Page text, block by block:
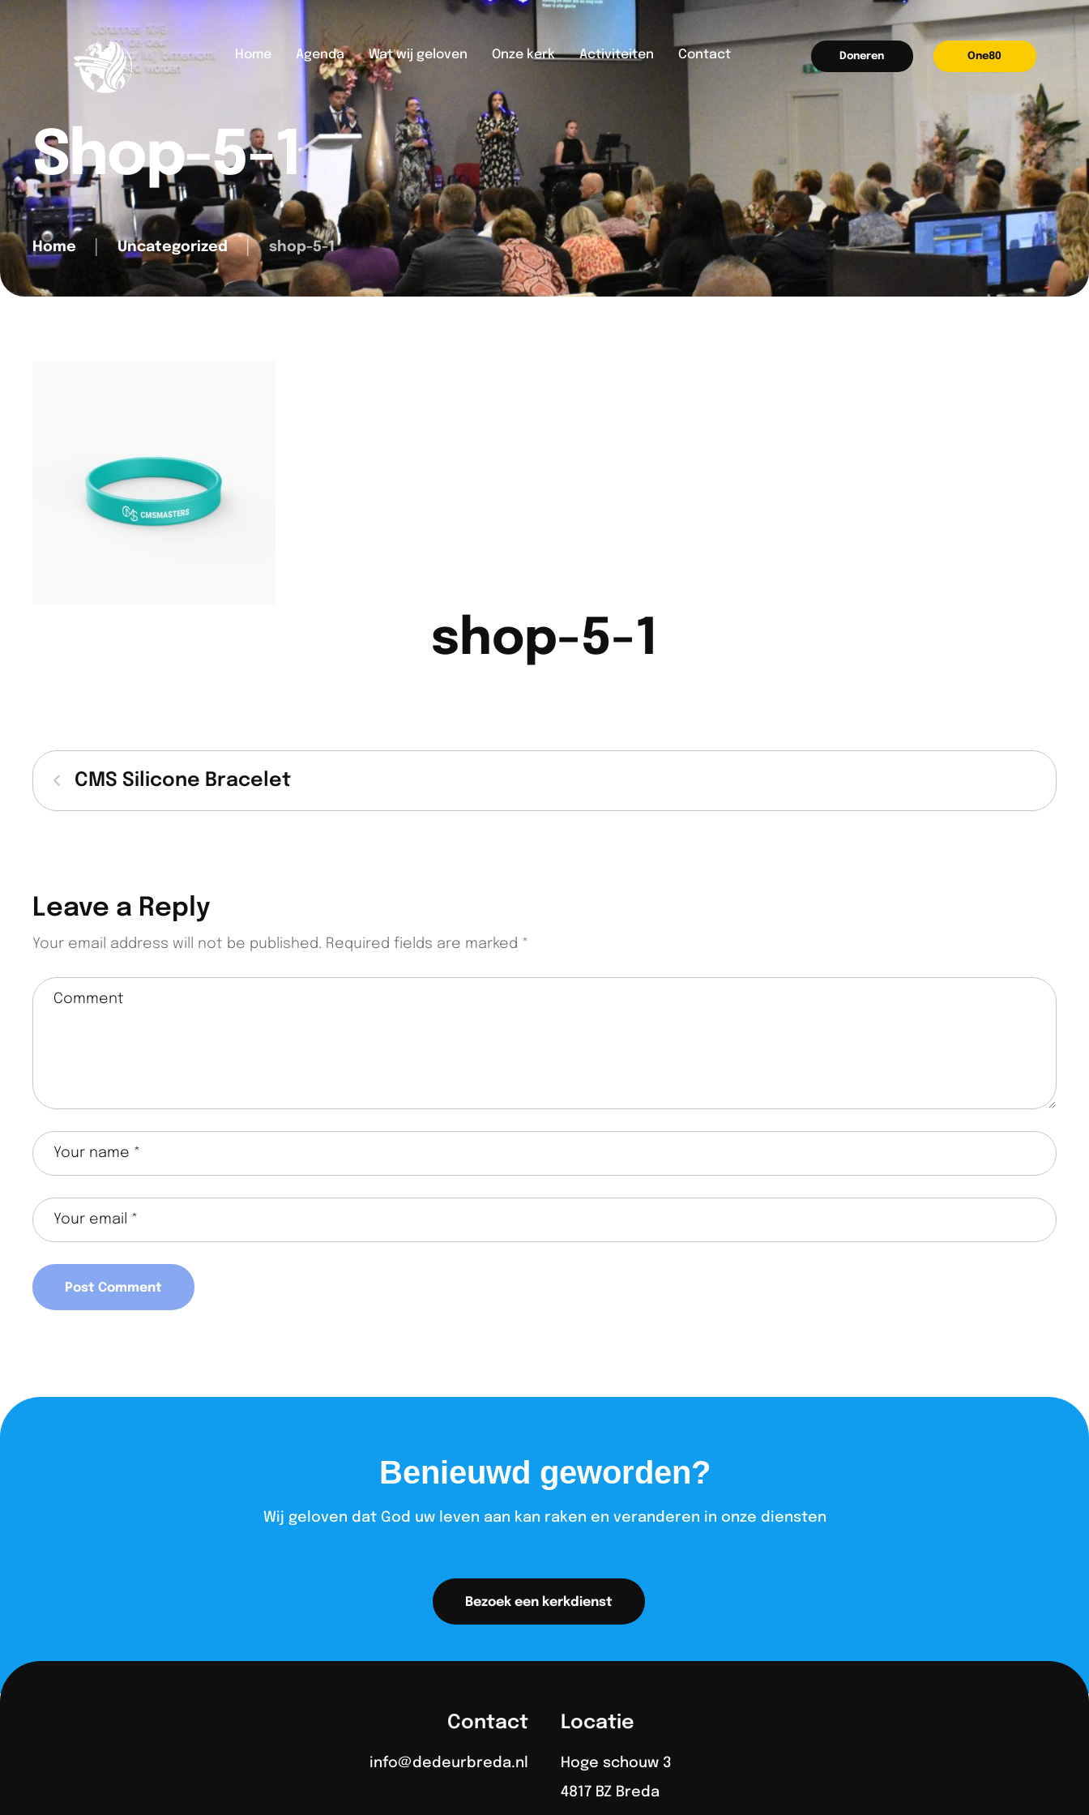
Home Agenda Wat wij geloven Onze kerk Activiteiten Contact Doneren One80
Shop-5-1
Home Uncategorized │ shop-5-1
shop-5-1
CMS Silicone Bracelet
Leave a Reply
Your email address will not be published. Required fields are marked *
Benieuwd geworden?
Wij geloven dat God uw leven aan kan raken en veranderen in onze diensten​
Bezoek een kerkdienst
Contact
info@dedeurbreda.nl
Locatie
Hoge schouw 3
4817 BZ Breda